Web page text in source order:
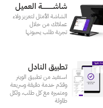
شاشـــــــــــة العميل
الشاشة الأمثل لتعزيز ولاء
عملائك من خلال
تجربة طلب يحبونها
تطبيق النادل
استفيد من تطبيق الويتر
وقدّم خدمة دقيقة وسريعة
ومتميزة مع كل طلب، ولكل
طاولة